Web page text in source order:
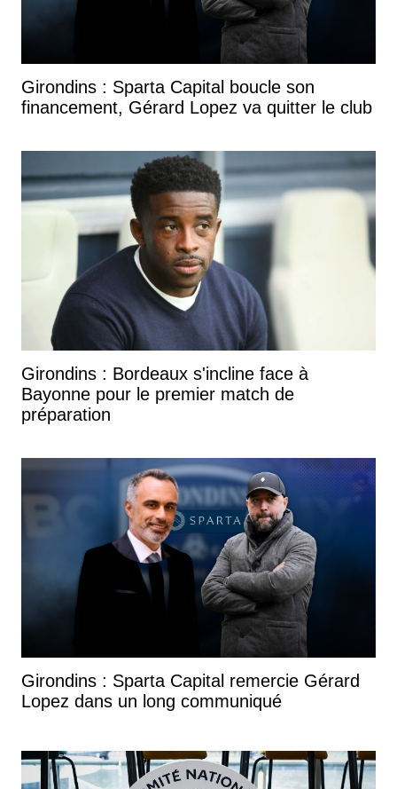
Girondins : Sparta Capital boucle son
financement, Gérard Lopez va quitter le club
Girondins : Bordeaux s'incline face à
Bayonne pour le premier match de
préparation
Girondins : Sparta Capital remercie Gérard
Lopez dans un long communiqué